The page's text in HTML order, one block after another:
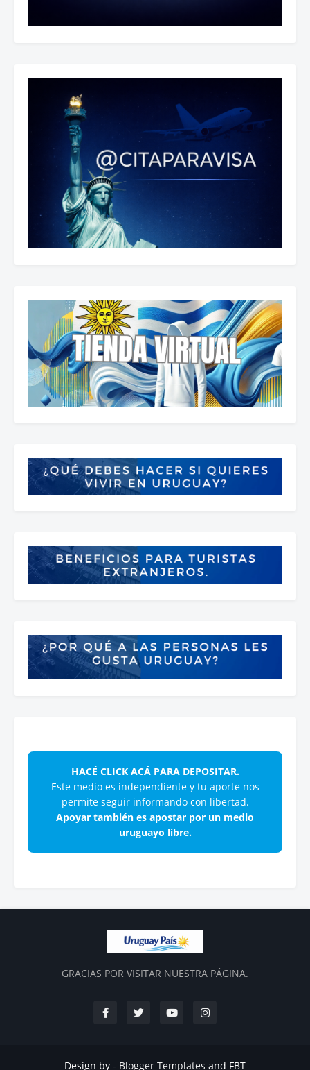
HACÉ CLICK ACÁ PARA DEPOSITAR.
Este medio es independiente y tu aporte nos
permite seguir informando con libertad.
Apoyar también es apostar por un medio
uruguayo libre.
GRACIAS POR VISITAR NUESTRA PÁGINA.
Design by - Blogger Templates and FBT